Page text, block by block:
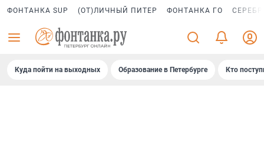
ФОНТАНКА SUP (ОТ)ЛИЧНЫЙ ПИТЕР ФОНТАНКА ГО
Куда пойти на выходных Образование в Петербурге Кто